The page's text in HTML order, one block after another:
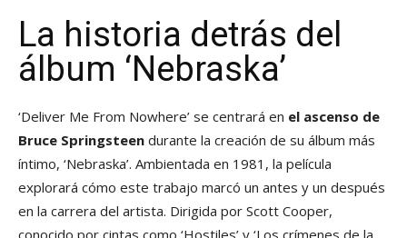
La historia detrás del
álbum ‘Nebraska’
‘Deliver Me From Nowhere’ se centrará en el ascenso de
Bruce Springsteen durante la creación de su álbum más
íntimo, ‘Nebraska’. Ambientada en 1981, la película
explorará cómo este trabajo marcó un antes y un después
en la carrera del artista. Dirigida por Scott Cooper,